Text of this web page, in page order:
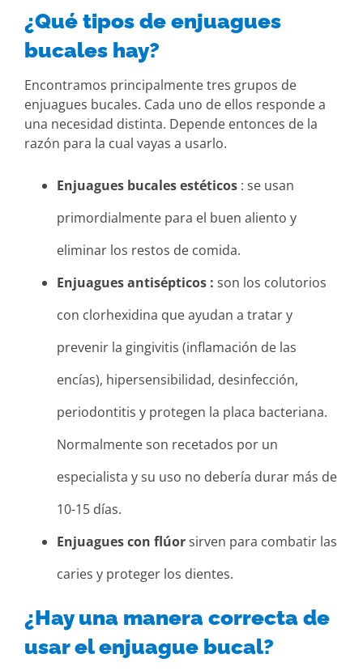
¿Qué tipos de enjuagues
bucales hay?
Encontramos principalmente tres grupos de
enjuagues bucales. Cada uno de ellos responde a
una necesidad distinta. Depende entonces de la
razón para la cual vayas a usarlo.
Enjuagues bucales estéticos : se usan
primordialmente para el buen aliento y
eliminar los restos de comida.
Enjuagues antisépticos : son los colutorios
con clorhexidina que ayudan a tratar y
prevenir la gingivitis (inflamación de las
encías), hipersensibilidad, desinfección,
periodontitis y protegen la placa bacteriana.
Normalmente son recetados por un
especialista y su uso no debería durar más de
10-15 días.
Enjuagues con flúorsirven para combatir las
caries y proteger los dientes.
¿Hay una manera correcta de
usar el enjuague bucal?